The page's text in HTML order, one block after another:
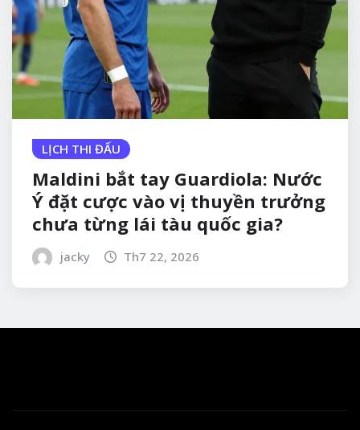
LỊCH THI ĐẤU
Maldini bắt tay Guardiola: Nước
Ý đặt cược vào vị thuyền trưởng
chưa từng lái tàu quốc gia?
jacky Th7 22, 2026